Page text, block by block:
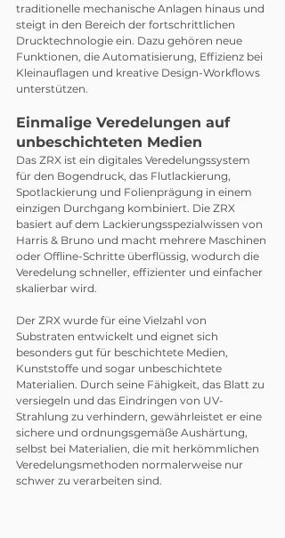
traditionelle mechanische Anlagen hinaus und
steigt in den Bereich der fortschrittlichen
Drucktechnologie ein. Dazu gehören neue
Funktionen, die Automatisierung, Effizienz bei
Kleinauflagen und kreative Design-Workflows
unterstützen.
Einmalige Veredelungen auf
unbeschichteten Medien
Das ZRX ist ein digitales Veredelungssystem
für den Bogendruck, das Flutlackierung,
Spotlackierung und Folienprägung in einem
einzigen Durchgang kombiniert. Die ZRX
basiert auf dem Lackierungsspezialwissen von
Harris & Bruno und macht mehrere Maschinen
oder Offline-Schritte überflüssig, wodurch die
Veredelung schneller, effizienter und einfacher
skalierbar wird.
Der ZRX wurde für eine Vielzahl von
Substraten entwickelt und eignet sich
besonders gut für beschichtete Medien,
Kunststoffe und sogar unbeschichtete
Materialien. Durch seine Fähigkeit, das Blatt zu
versiegeln und das Eindringen von UV-
Strahlung zu verhindern, gewährleistet er eine
sichere und ordnungsgemäße Aushärtung,
selbst bei Materialien, die mit herkömmlichen
Veredelungsmethoden normalerweise nur
schwer zu verarbeiten sind.